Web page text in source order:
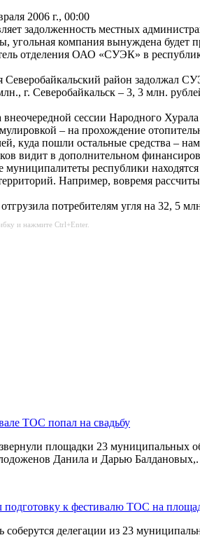
2006 г., 00:00
задолженность местных
угольная компания вынуждена будет
отделения ОАО «СУЭК» в
район задолжал
г. Северобайкальск – 3, 3 млн.
сессии Народного
– на прохождение
куда пошли остальные средства –
видит в дополнительном
муниципалитеты республики
Например, вовремя
потребителям угля на 32, 5
и нажмите Ctrl+Enter.
ТОС попал на свадьбу
площадки 23 муниципальных
Данила и Дарью Балдановых,.
подготовку к фестивалю ТОС на
соберутся делегации из 23